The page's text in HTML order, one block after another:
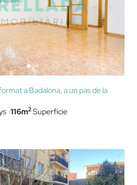
a Badalona, a un pas de la
116m2Superfície